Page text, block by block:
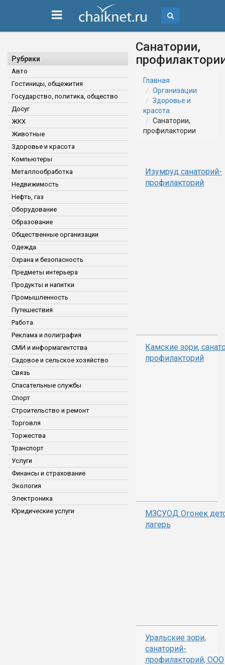
Рубрики
Авто
Гостиницы, общежития
Государство, политика, общество
Досуг
ЖКХ
Животные
Здоровье и красота
Компьютеры
Металлообработка
Недвижимость
Нефть, газ
Оборудование
Образование
Общественные организации
Одежда
Охрана и безопасность
Предметы интерьера
Продукты и напитки
Промышленность
Путешествия
Работа
Реклама и полиграфия
СМИ и информагентства
Садовое и сельское хозяйство
Связь
Спасательные службы
Спорт
Строительство и ремонт
Торговля
Торжества
Транспорт
Услуги
Финансы и страхование
Экология
Электроника
Юридические услуги
Санатории,
Главная
Организации
Здоровье и
красота
Санатории,
профилактории
Изумруд санаторий-
профилакторий
Камские зори,
профилакторий
МЗСУОД Огонек
лагерь
Уральские зори,
санаторий-
профилакторий, ООО